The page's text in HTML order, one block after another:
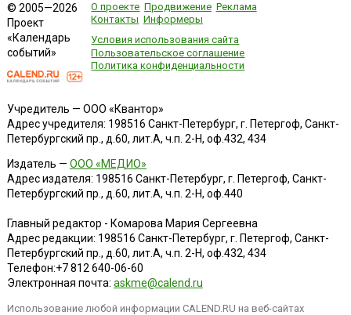
© 2005—2026
Проект
«Календарь
событий»
О проекте Продвижение Реклама
Контакты Информеры
Условия использования сайта
Пользовательское соглашение
Политика конфиденциальности
Учредитель — ООО «Квантор»
Адрес учредителя: 198516 Санкт-Петербург, г. Петергоф, Санкт-
Петербургский пр., д.60, лит.А, ч.п. 2-Н, оф.432, 434
Издатель — ООО «МЕДИО»
Адрес издателя: 198516 Санкт-Петербург, г. Петергоф, Санкт-
Петербургский пр., д.60, лит.А, ч.п. 2-Н, оф.440
Главный редактор - Комарова Мария Сергеевна
Адрес редакции: 198516 Санкт-Петербург, г. Петергоф, Санкт-
Петербургский пр., д.60, лит.А, ч.п. 2-Н, оф.432, 434
Телефон:+7 812 640-06-60
Электронная почта: askme@calend.ru
Использование любой информации CALEND.RU на веб-сайтах